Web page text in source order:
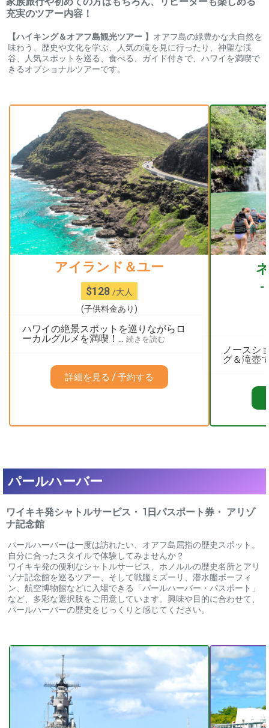
充実のツアー内容！
【ハイキング＆オアフ島観光ツアー 】 オアフ島の緑豊かな大自然を
味わう、歴史や文化を学ぶ、人気の滝を見に行ったり、神聖な渓
谷、人気スポットを巡る、食べる、ガイド付きで、ハワイを満喫で
きるオプショナルツアーです。
アイランド＆ユー
$128 /大人
(子供料金あり)
ハワイの絶景スポットを巡りながらロ
ーカルグルメを満喫！... 続きを読む
詳細を見る / 予約する
-
ノースシ
グ＆滝壺
パールハーバー
ワイキキ発シャトルサービス・ 1日パスポート券・ アリゾ
ナ記念館
パールハーバーは一度は訪れたい、オアフ島屈指の歴史スポット。
自分に合ったスタイルで体験してみませんか？
ワイキキ発の便利なシャトルサービス、ホノルルの歴史名所とアリ
ゾナ記念館を巡るツアー、そして戦艦ミズーリ、潜水艦ボーフィ
ン、航空博物館などに入場できる「パールハーバー・パスポート」
など、多彩な選択肢をご用意しています。興味や目的に合わせて、
パールハーバーの歴史をじっくりと感じてください。